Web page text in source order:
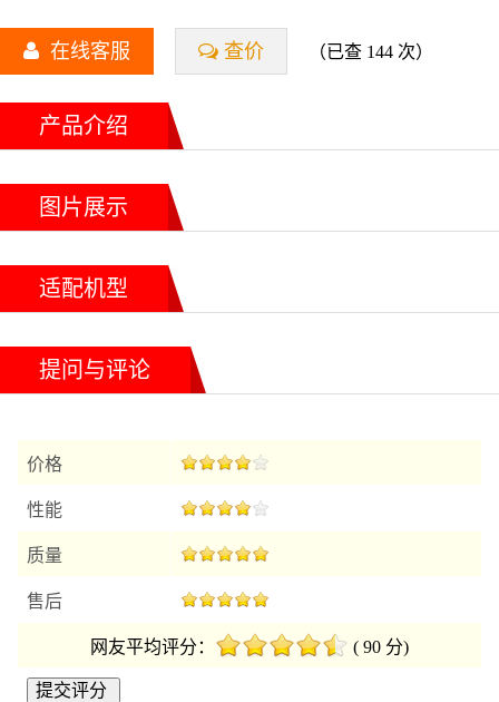
在线客服 查价 （已查 144 次）
产品介绍
图片展示
适配机型
提问与评论
价格
性能
质量
售后
网友平均评分： ( 90 分)